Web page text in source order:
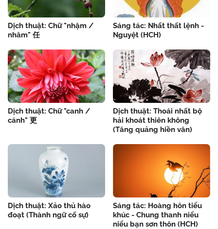
Dịch thuật: Chữ "nhậm /
nhâm" 任
Sáng tác: Nhất thất lệnh -
Nguyệt (HCH)
Dịch thuật: Chữ "canh /
cánh" 更
Dịch thuật: Thoái nhất bộ
hải khoát thiên không
(Tăng quảng hiền văn)
Dịch thuật: Xảo thủ hào
đoạt (Thành ngữ cố sự)
Sáng tác: Hoàng hôn tiểu
khúc - Chung thanh niểu
niểu bạn sơn thôn (HCH)